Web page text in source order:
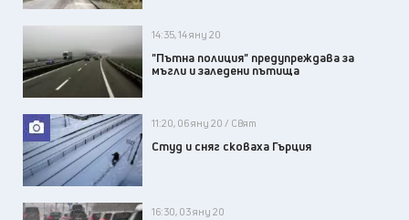
14:35, 14 яну 20
"Пътна полиция" предупреждава за
мъгли и заледени пътища
11:20, 06 яну 20 / Свят
Студ и сняг сковаха Гърция
16:30, 03 яну 20